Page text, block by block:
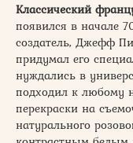
Классический
появился в начале
создатель, Джефф
придумал его
нуждались в
подходил к любому
перекраски на
натурального